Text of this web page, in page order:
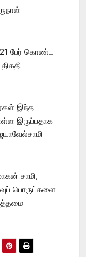
பேர் கொண்ட
இந்த
இருப்பதாக
சாமி,
பொருட்களை